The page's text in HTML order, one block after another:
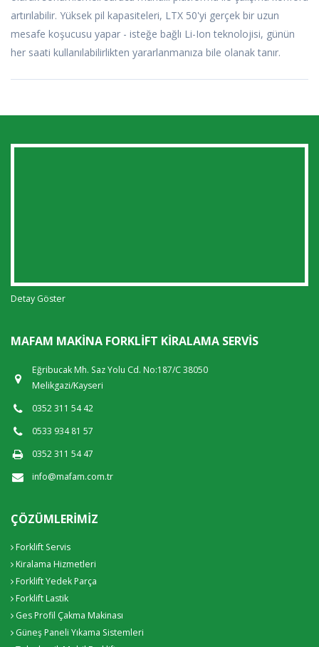
artırılabilir. Yüksek pil kapasiteleri, LTX 50'yi gerçek bir uzun
mesafe koşucusu yapar - isteğe bağlı Li-Ion teknolojisi, günün
her saati kullanılabilirlikten yararlanmanıza bile olanak tanır.
Detay Göster
MAFAM MAKINA FORKLIFT KIRALAMA SERVIS
Eğribucak Mh. Saz Yolu Cd. No:187/C 38050
Melikgazi/Kayseri
0352 311 54 42
0533 934 81 57
0352 311 54 47
info@mafam.com.tr
ÇÖZÜMLERIMIZ
Forklift Servis
Kiralama Hizmetleri
Forklift Yedek Parça
Forklift Lastik
Ges Profil Çakma Makinası
Güneş Paneli Yıkama Sistemleri